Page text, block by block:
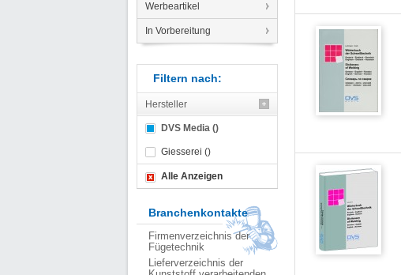
Werbeartikel
In Vorbereitung
Filtern nach:
Hersteller
DVS Media ()
Giesserei ()
Alle Anzeigen
Branchenkontakte
Firmenverzeichnis der
Fügetechnik
Lieferverzeichnis der